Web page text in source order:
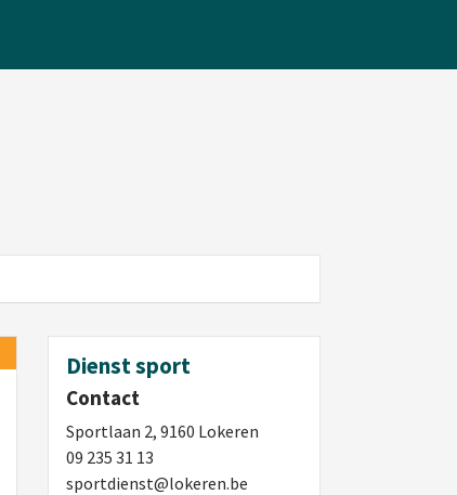
Dienst sport
Contact
Sportlaan 2, 9160 Lokeren
09 235 31 13
sportdienst@lokeren.be